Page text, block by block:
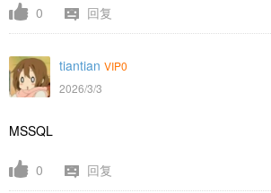
0 回复
tiantian VIP0
2026/3/3
MSSQL
0 回复